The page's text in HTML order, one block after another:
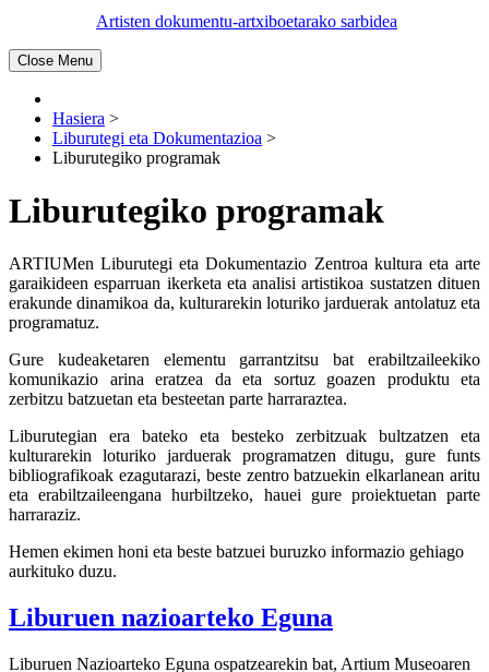
Artisten dokumentu-artxiboetarako sarbidea
Close Menu
Hasiera >
Liburutegi eta Dokumentazioa >
Liburutegiko programak
Liburutegiko programak
ARTIUMen Liburutegi eta Dokumentazio Zentroa kultura eta arte
garaikideen esparruan ikerketa eta analisi artistikoa sustatzen dituen
erakunde dinamikoa da, kulturarekin loturiko jarduerak antolatuz eta
programatuz.
Gure kudeaketaren elementu garrantzitsu bat erabiltzaileekiko
komunikazio arina eratzea da eta sortuz goazen produktu eta
zerbitzu batzuetan eta besteetan parte harraraztea.
Liburutegian era bateko eta besteko zerbitzuak bultzatzen eta
kulturarekin loturiko jarduerak programatzen ditugu, gure funts
bibliografikoak ezagutarazi, beste zentro batzuekin elkarlanean aritu
eta erabiltzaileengana hurbiltzeko, hauei gure proiektuetan parte
harraraziz.
Hemen ekimen honi eta beste batzuei buruzko informazio gehiago
aurkituko duzu.
Liburuen nazioarteko Eguna
Liburuen Nazioarteko Eguna ospatzearekin bat, Artium Museoaren